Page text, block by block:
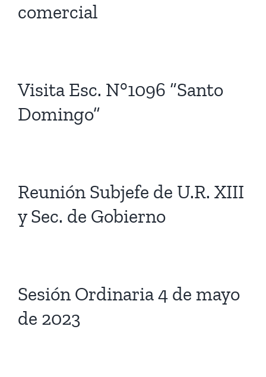
comercial
Visita Esc. N°1096 “Santo
Domingo”
Reunión Subjefe de U.R. XIII
y Sec. de Gobierno
Sesión Ordinaria 4 de mayo
de 2023